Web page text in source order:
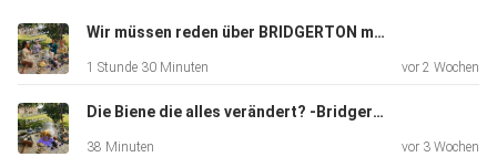
Was sagt ihr, wie gefällt euch die Folge?
Wir müssen reden über BRIDGERTON mit den Patmore´s
1 Stunde 30 Minuten vor 2 Wochen
Die Biene die alles verändert? -Bridgerton Buch2 Kap 13
38 Minuten vor 3 Wochen